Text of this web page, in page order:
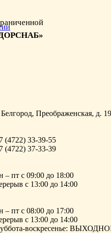
Белгород, Преображенская, д.
(4722) 33-39-55
(4722) 37-33-39
– пт c 09:00 до 18:00
c 13:00 до 14:00
– пт c 08:00 до 17:00
c 13:00 до 14:00
воскресенье: